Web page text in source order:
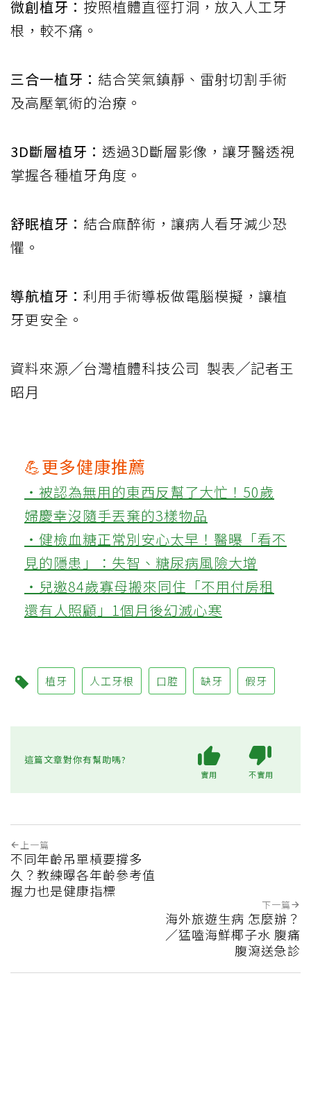
微創植牙： 按照植體直徑打洞，放入人工牙
根，較不痛。
三合一植牙： 結合笑氣鎮靜、雷射切割手術
及高壓氧術的治療。
3D斷層植牙： 透過3D斷層影像，讓牙醫透視
掌握各種植牙角度。
舒眠植牙： 結合麻醉術，讓病人看牙減少恐
懼。
導航植牙： 利用手術導板做電腦模擬，讓植
牙更安全。
資料來源╱台灣植體科技公司 製表╱記者王
昭月
💪更多健康推薦
‧被認為無用的東西反幫了大忙！50歲
婦慶幸沒隨手丟棄的3樣物品
‧健檢血糖正常別安心太早！醫曝「看不
見的隱患」：失智、糖尿病風險大增
‧兒邀84歲寡母搬來同住「不用付房租
還有人照顧」1個月後幻滅心寒
植牙 人工牙根 口腔 缺牙 假牙
這篇文章對你有幫助嗎?
實用 不實用
上一篇
不同年齡吊單槓要撐多
久？教練曝各年齡參考值
握力也是健康指標
下一篇
海外旅遊生病 怎麼辦？
／猛嗑海鮮椰子水 腹痛
腹瀉送急診